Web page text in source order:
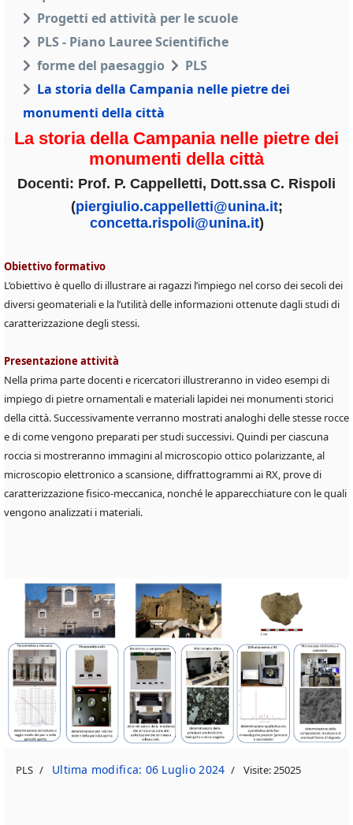
Progetti ed attività per le scuole
PLS - Piano Lauree Scientifiche
forme del paesaggio
PLS
La storia della Campania nelle pietre dei
monumenti della città
La storia della Campania nelle pietre dei
monumenti della città
Docenti: Prof. P. Cappelletti, Dott.ssa C. Rispoli
(piergiulio.cappelletti@unina.it;
concetta.rispoli@unina.it)
Obiettivo formativo
L’obiettivo è quello di illustrare ai ragazzi l’impiego nel corso dei secoli dei
diversi geomateriali e la l’utilità delle informazioni ottenute dagli studi di
caratterizzazione degli stessi.
Presentazione attività
Nella prima parte docenti e ricercatori illustreranno in video esempi di
impiego di pietre ornamentali e materiali lapidei nei monumenti storici
della città. Successivamente verranno mostrati analoghi delle stesse rocce
e di come vengono preparati per studi successivi. Quindi per ciascuna
roccia si mostreranno immagini al microscopio ottico polarizzante, al
microscopio elettronico a scansione, diffrattogrammi ai RX, prove di
caratterizzazione fisico-meccanica, nonché le apparecchiature con le quali
vengono analizzati i materiali.
PLS Ultima modifica: 06 Luglio 2024 Visite: 25025